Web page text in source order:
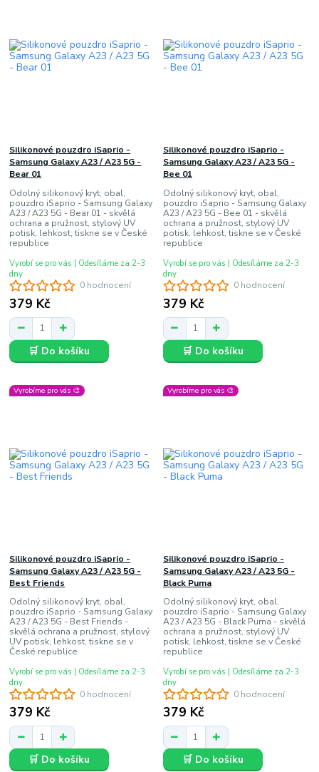
0 hodnocení
Silikonové pouzdro iSaprio -
Samsung Galaxy A23 / A23 5G -
Bear 01
Odolný silikonový kryt, obal,
pouzdro iSaprio - Samsung Galaxy
A23 / A23 5G - Bear 01 - skvělá
ochrana a pružnost, stylový UV
potisk, lehkost, tiskne se v České
republice
379 Kč
Vyrobí se pro vás | Odesíláme za 2-3
dny
🛒 Do košíku
0 hodnocení
Silikonové pouzdro iSaprio -
Samsung Galaxy A23 / A23 5G -
Bee 01
Odolný silikonový kryt, obal,
pouzdro iSaprio - Samsung Galaxy
A23 / A23 5G - Bee 01 - skvělá
ochrana a pružnost, stylový UV
potisk, lehkost, tiskne se v České
republice
379 Kč
Vyrobí se pro vás | Odesíláme za 2-3
dny
🛒 Do košíku
Vyrobíme pro vás 🎨
0 hodnocení
Silikonové pouzdro iSaprio -
Samsung Galaxy A23 / A23 5G -
Best Friends
Odolný silikonový kryt, obal,
pouzdro iSaprio - Samsung Galaxy
A23 / A23 5G - Best Friends -
skvělá ochrana a pružnost, stylový
UV potisk, lehkost, tiskne se v
České republice
379 Kč
Vyrobí se pro vás | Odesíláme za 2-3
dny
🛒 Do košíku
Vyrobíme pro vás 🎨
0 hodnocení
Silikonové pouzdro iSaprio -
Samsung Galaxy A23 / A23 5G -
Black Puma
Odolný silikonový kryt, obal,
pouzdro iSaprio - Samsung Galaxy
A23 / A23 5G - Black Puma - skvělá
ochrana a pružnost, stylový UV
potisk, lehkost, tiskne se v České
republice
379 Kč
Vyrobí se pro vás | Odesíláme za 2-3
dny
🛒 Do košíku